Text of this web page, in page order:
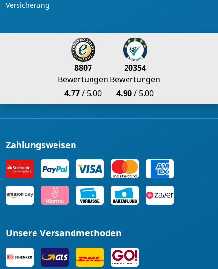
Versicherung
8807
Bewertungen
4.77/ 5.00
20354
Bewertungen
4.90/ 5.00
Zahlungsweisen
Unsere Versandmethoden